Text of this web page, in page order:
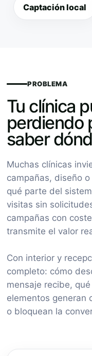
Captación local
PROBLEMA
Tu clínica
perdiendo
saber
Muchas clínicas
campañas, diseño
qué parte del
visitas sin
campañas con
transmite el valor
Con interior y
completo: cómo
mensaje recibe,
elementos generan
o bloquean la